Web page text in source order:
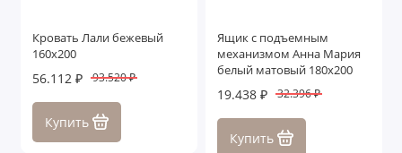
Кровать Лали бежевый
160х200
56.112 ₽ 93.520 ₽
Купить
Ящик с подъемным
механизмом Анна Мария
белый матовый 180х200
19.438 ₽ 32.396 ₽
Купить